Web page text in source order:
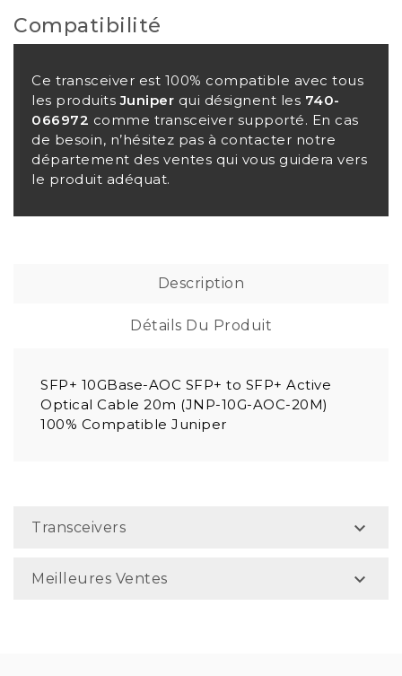
Compatibilité
Ce transceiver est 100% compatible avec tous
les produitsJuniper qui désignent les 740-
066972 comme transceiver supporté. En cas
de besoin, n’hésitez pas à contacter notre
département des ventes qui vous guidera vers
le produit adéquat.
Description
Détails Du Produit
SFP+ 10GBase-AOC SFP+ to SFP+ Active
Optical Cable 20m (JNP-10G-AOC-20M)
100% Compatible Juniper
Transceivers 
Meilleures Ventes 